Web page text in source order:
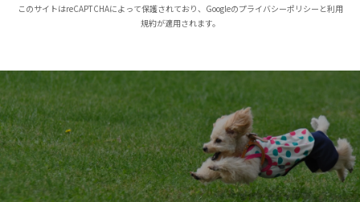
このサイトはreCAPTCHAによって保護されており、Googleのプライバシーポリシーと利用
規約が適用されます。